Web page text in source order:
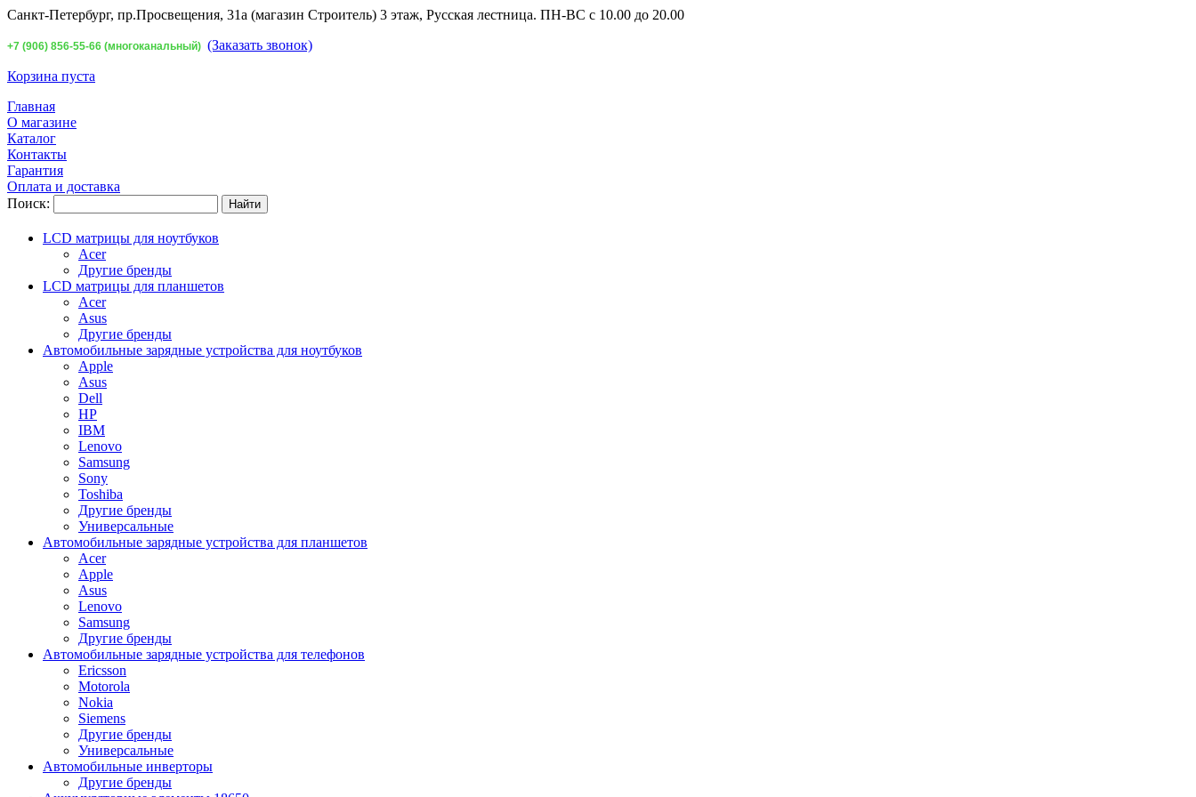
Санкт-Петербург, пр.Просвещения, 31а (магазин Строитель) 3 этаж, Русская лестница. ПН-ВС с 10.00 до 20.00
+7 (906) 856-55-66 (многоканальный) (Заказать звонок)
Корзина пуста
Главная
О магазине
Каталог
Контакты
Гарантия
Оплата и доставка
Поиск:
LCD матрицы для ноутбуков
Acer
Другие бренды
LCD матрицы для планшетов
Acer
Asus
Другие бренды
Автомобильные зарядные устройства для ноутбуков
Apple
Asus
Dell
HP
IBM
Lenovo
Samsung
Sony
Toshiba
Другие бренды
Универсальные
Автомобильные зарядные устройства для планшетов
Acer
Apple
Asus
Lenovo
Samsung
Другие бренды
Автомобильные зарядные устройства для телефонов
Ericsson
Motorola
Nokia
Siemens
Другие бренды
Универсальные
Автомобильные инверторы
Другие бренды